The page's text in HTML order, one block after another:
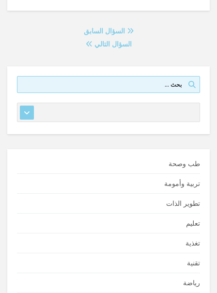
السؤال السابق
السؤال التالي
طب وصحة
تربية وأمومة
تطوير الذات
تعليم
تغذية
تقنية
رياضة